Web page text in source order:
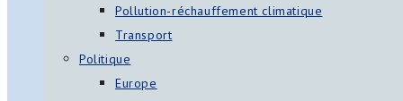
Pollution-réchauffement climatique
Transport
Politique
Europe